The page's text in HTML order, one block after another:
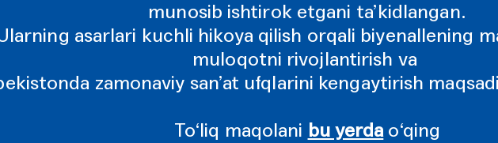
munosib ishtirok etgani ta’kidlangan.
asarlari kuchli hikoya qilish orqali biyenallening
muloqotni rivojlantirish va
zamonaviy san’at ufqlarini kengaytirish
To‘liq maqolani bu yerda o‘qing